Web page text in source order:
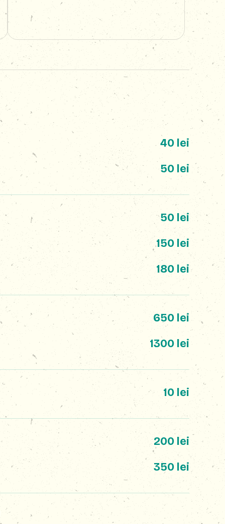
40 lei
50 lei
50 lei
150 lei
180 lei
650 lei
1300 lei
10 lei
200 lei
350 lei